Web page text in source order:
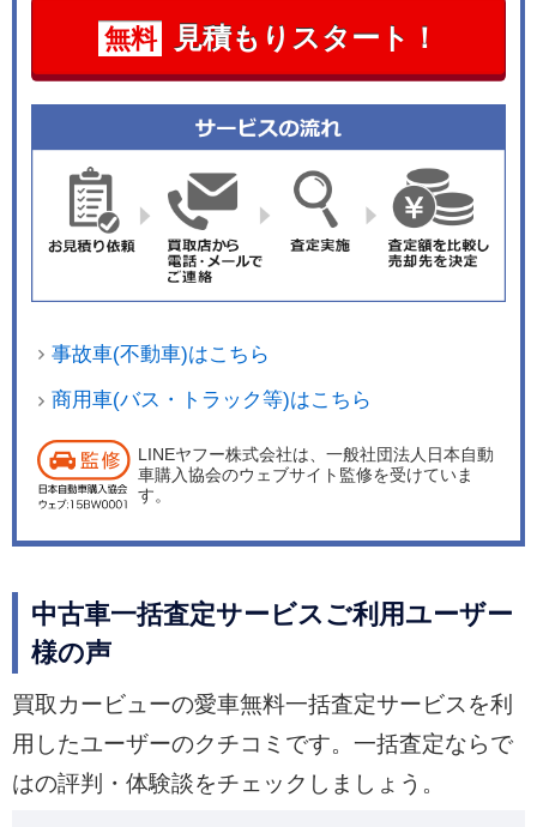
無料 見積もりスタート！
事故車(不動車)はこちら
商用車(バス・トラック等)はこちら
LINEヤフー株式会社は、一般社団法人日本自動
車購入協会のウェブサイト監修を受けていま
す。
中古車一括査定サービスご利用ユーザー
様の声
買取カービューの愛車無料一括査定サービスを利
用したユーザーのクチコミです。一括査定ならで
はの評判・体験談をチェックしましょう。